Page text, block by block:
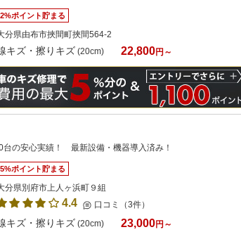
2%ポイント貯まる
分県由布市挾間町挾間564-2
キズ・擦りキズ (20cm) 22,800円～
の安心実績！ 最新設備・機器導入済み！
5%ポイント貯まる
分県別府市上人ヶ浜町９組
4.4 口コミ（3件）
キズ・擦りキズ (20cm) 23,000円～